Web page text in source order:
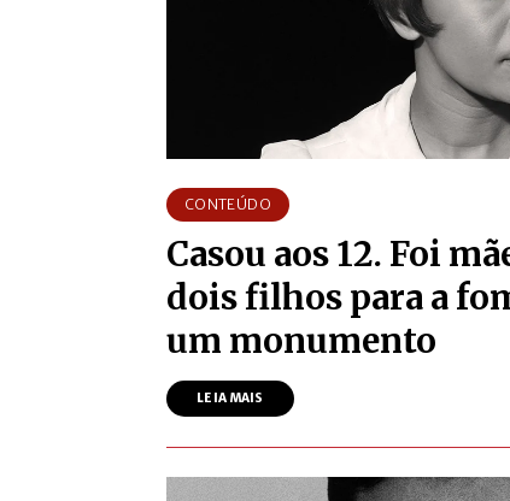
CONTEÚDO
Casou aos 12. Foi
dois filhos para a
um monumento
LEIA MAIS